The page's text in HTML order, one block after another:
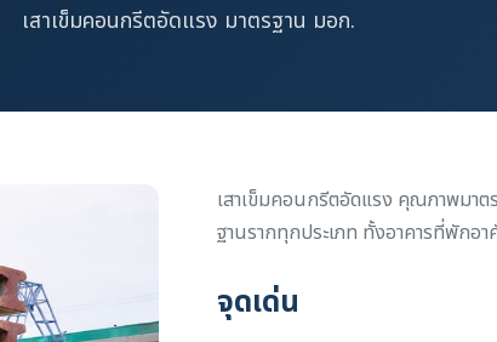
เสาเข็มคอนกรีตอัดแรง มาตรฐาน มอก.
เสาเข็มคอนกรีตอัดแรง คุณภาพมาต
ฐานรากทุกประเภท ทั้งอาคารที่พักอ
จุดเด่น